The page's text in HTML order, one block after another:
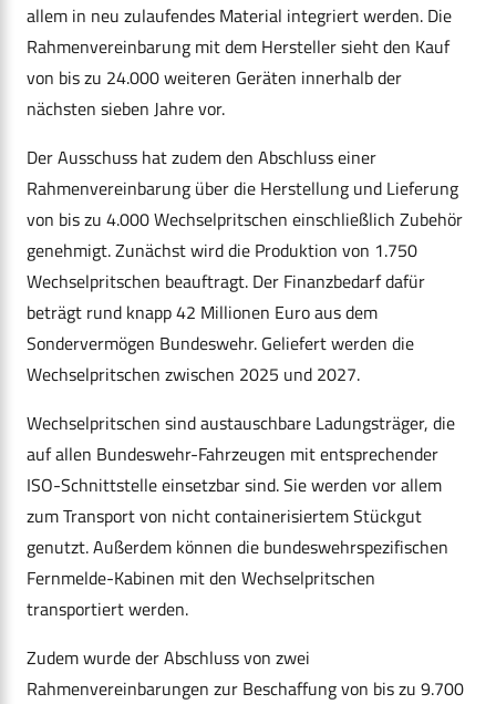
allem in neu zulaufendes Material integriert werden. Die
Rahmenvereinbarung mit dem Hersteller sieht den Kauf
von bis zu 24.000 weiteren Geräten innerhalb der
nächsten sieben Jahre vor.
Der Ausschuss hat zudem den Abschluss einer
Rahmenvereinbarung über die Herstellung und Lieferung
von bis zu 4.000 Wechselpritschen einschließlich Zubehör
genehmigt. Zunächst wird die Produktion von 1.750
Wechselpritschen beauftragt. Der Finanzbedarf dafür
beträgt rund knapp 42 Millionen Euro aus dem
Sondervermögen Bundeswehr. Geliefert werden die
Wechselpritschen zwischen 2025 und 2027.
Wechselpritschen sind austauschbare Ladungsträger, die
auf allen Bundeswehr-Fahrzeugen mit entsprechender
ISO-Schnittstelle einsetzbar sind. Sie werden vor allem
zum Transport von nicht containerisiertem Stückgut
genutzt. Außerdem können die bundeswehrspezifischen
Fernmelde-Kabinen mit den Wechselpritschen
transportiert werden.
Zudem wurde der Abschluss von zwei
Rahmenvereinbarungen zur Beschaffung von bis zu 9.700